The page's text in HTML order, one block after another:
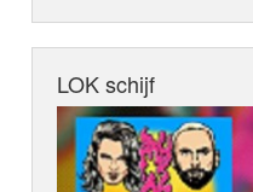
LOK schijf